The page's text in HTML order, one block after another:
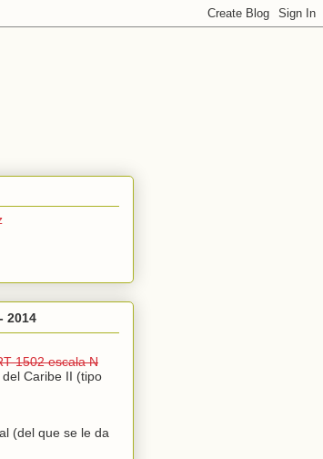
2014
1502 escala N
Caribe II (tipo
(del que se le da